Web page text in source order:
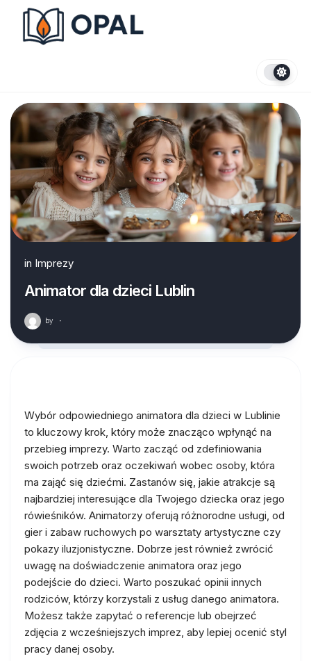
content
in Imprezy
Animator dla dzieci Lublin
by ·
Wybór odpowiedniego animatora dla dzieci w Lublinie
to kluczowy krok, który może znacząco wpłynąć na
przebieg imprezy. Warto zacząć od zdefiniowania
swoich potrzeb oraz oczekiwań wobec osoby, która
ma zająć się dziećmi. Zastanów się, jakie atrakcje są
najbardziej interesujące dla Twojego dziecka oraz jego
rówieśników. Animatorzy oferują różnorodne usługi, od
gier i zabaw ruchowych po warsztaty artystyczne czy
pokazy iluzjonistyczne. Dobrze jest również zwrócić
uwagę na doświadczenie animatora oraz jego
podejście do dzieci. Warto poszukać opinii innych
rodziców, którzy korzystali z usług danego animatora.
Możesz także zapytać o referencje lub obejrzeć
zdjęcia z wcześniejszych imprez, aby lepiej ocenić styl
pracy danej osoby.